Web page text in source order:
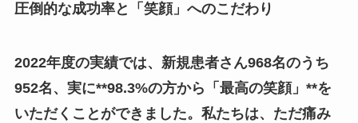
圧倒的な成功率と「笑顔」へのこだわり
2022年度の実績では、新規患者さん968名のうち
952名、実に**98.3%の方から「最高の笑顔」**を
いただくことができました。私たちは、ただ痛み